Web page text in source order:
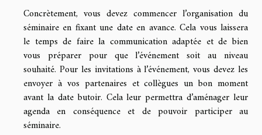
Concrètement, vous devez commencer l’organisation du
séminaire en fixant une date en avance. Cela vous laissera
le temps de faire la communication adaptée et de bien
vous préparer pour que l’événement soit au niveau
souhaité. Pour les invitations à l’événement, vous devez les
envoyer à vos partenaires et collègues un bon moment
avant la date butoir. Cela leur permettra d’aménager leur
agenda en conséquence et de pouvoir participer au
séminaire.